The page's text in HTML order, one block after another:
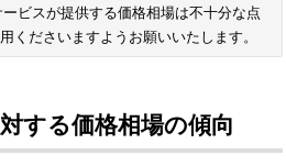
ビスが提供する価格相場は不十分な点
くださいますようお願いいたします。
する価格相場の傾向